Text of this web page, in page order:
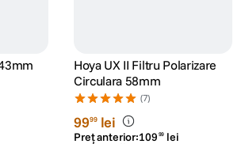
Hoya UX II Filtru Polarizare
Circulara 58mm
(7)
9999 lei
Preț anterior:109 99 lei